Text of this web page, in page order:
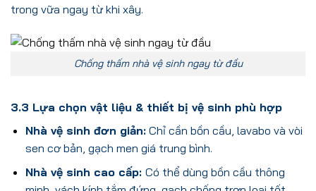
trong vữa ngay từ khi xây.
Chống thấm nhà vệ sinh ngay từ đầu
3.3 Lựa chọn vật liệu & thiết bị vệ sinh phù hợp
Nhà vệ sinh đơn giản:Chỉ cần bồn cầu, lavabo và vòi
sen cơ bản, gạch men giá trung bình.
Nhà vệ sinh cao cấp: Có thể dùng bồn cầu thông